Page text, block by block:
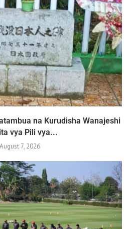
na Kurudisha Wanajeshi
vya Pili vya...
August 7, 2026